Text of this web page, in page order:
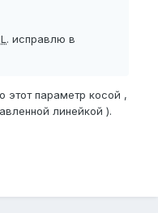
. исправлю в
этот параметр косой ,
линейкой ).